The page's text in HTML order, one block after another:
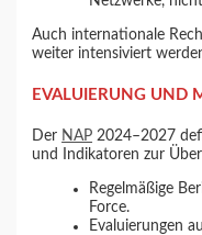
Auch internationale
weiter intensiviert
EVALUIERUNG UND
Der NAP 2024–2027
und Indikatoren zur
Regelmäßige
Force.
Evaluierungen